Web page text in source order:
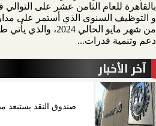
بالقاهرة للعام الثامن عشر على
و التوظيف السنوى الذي أستمر على
من شهر مايو الحالي
دعم وتنمية قدرات...
آخر الأخبار
صندوق النقد يستبعد